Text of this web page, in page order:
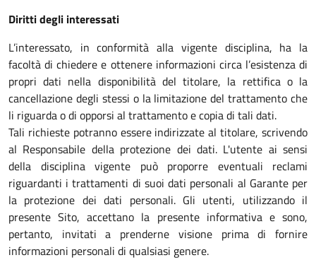
Diritti degli interessati
L’interessato, in conformità alla vigente disciplina, ha la
facoltà di chiedere e ottenere informazioni circa l’esistenza di
propri dati nella disponibilità del titolare, la rettifica o la
cancellazione degli stessi o la limitazione del trattamento che
li riguarda o di opporsi al trattamento e copia di tali dati.
Tali richieste potranno essere indirizzate al titolare, scrivendo
al Responsabile della protezione dei dati. L'utente ai sensi
della disciplina vigente può proporre eventuali reclami
riguardanti i trattamenti di suoi dati personali al Garante per
la protezione dei dati personali. Gli utenti, utilizzando il
presente Sito, accettano la presente informativa e sono,
pertanto, invitati a prenderne visione prima di fornire
informazioni personali di qualsiasi genere.